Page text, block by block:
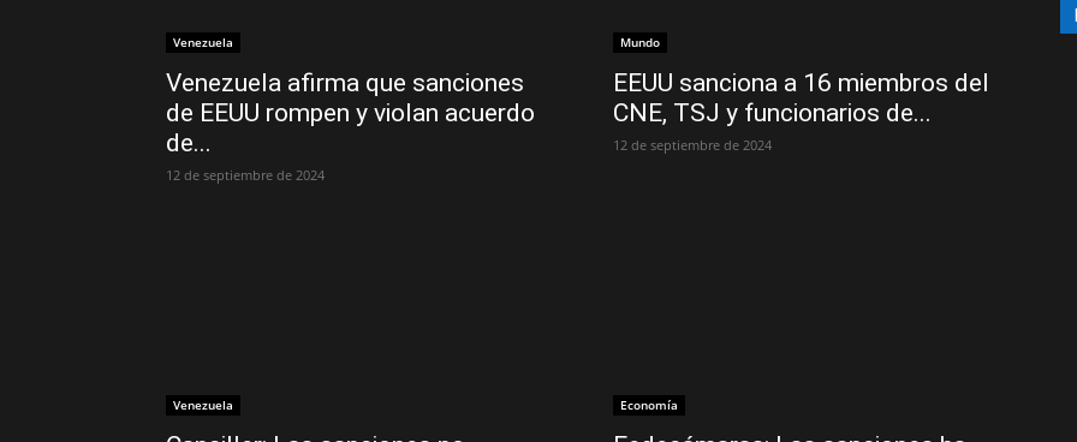
Venezuela
Venezuela afirma que sanciones
de EEUU rompen y violan acuerdo
de...
12 de septiembre de 2024
Mundo
EEUU sanciona a 16 miembros del
CNE, TSJ y funcionarios de...
12 de septiembre de 2024
Venezuela Economía